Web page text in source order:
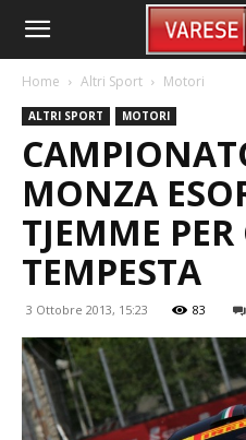
Home Altri Sport Motori
ALTRI SPORT MOTORI
MONZA
TJEMME
TEMPESTA
3 Ottobre 2013, 15:23 83